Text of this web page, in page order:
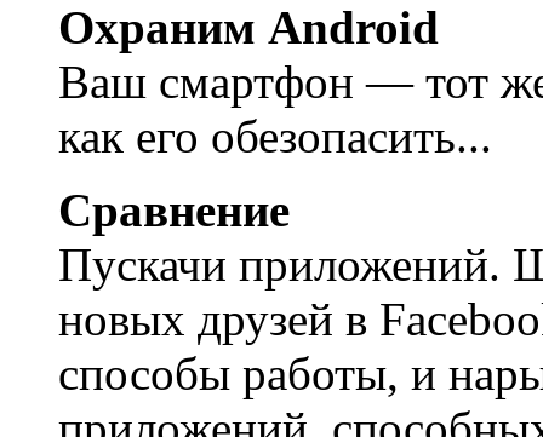
Охраним Android
Ваш смартфон — тот
как его обезопасить...
Сравнение
Пускачи приложений.
новых друзей в
способы работы, и